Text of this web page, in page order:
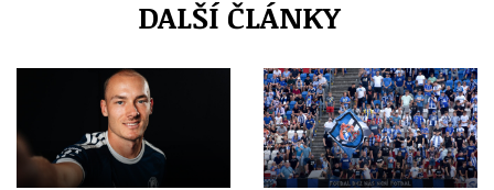
DALŠÍ ČLÁNKY